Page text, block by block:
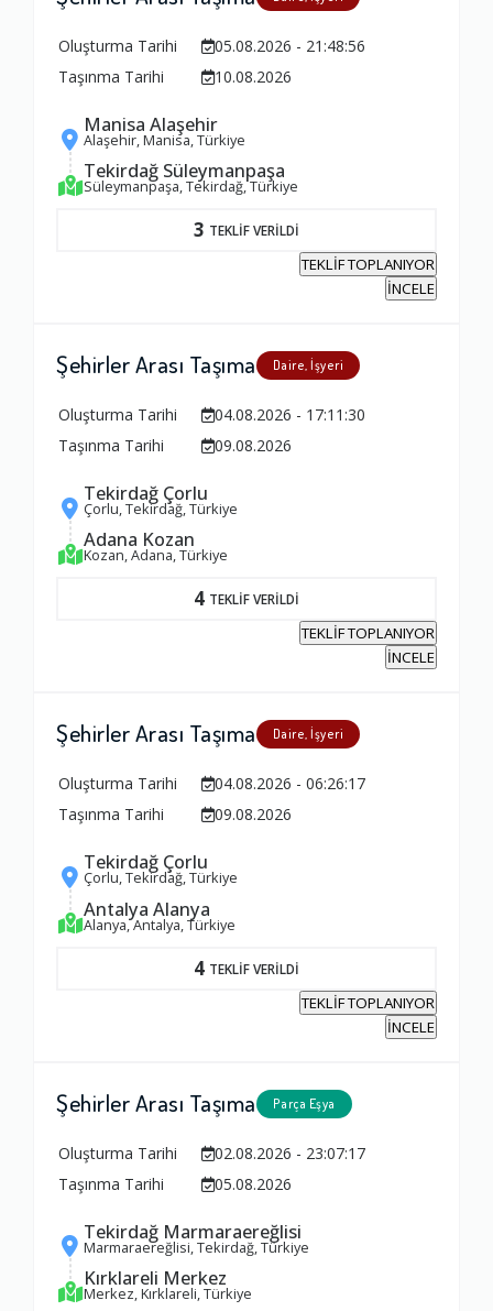
Oluşturma Tarihi
05.08.2026 - 21:48:56
Taşınma Tarihi
10.08.2026
Manisa Alaşehir
Alaşehir, Manisa, Türkiye
Tekirdağ Süleymanpaşa
Süleymanpaşa, Tekirdağ, Türkiye
3 TEKLİF VERİLDİ
TEKLİF TOPLANIYOR
İNCELE
Şehirler Arası Taşıma Daire, İşyeri
Oluşturma Tarihi
04.08.2026 - 17:11:30
Taşınma Tarihi
09.08.2026
Tekirdağ Çorlu
Çorlu, Tekirdağ, Türkiye
Adana Kozan
Kozan, Adana, Türkiye
4 TEKLİF VERİLDİ
TEKLİF TOPLANIYOR
İNCELE
Şehirler Arası Taşıma Daire, İşyeri
Oluşturma Tarihi
04.08.2026 - 06:26:17
Taşınma Tarihi
09.08.2026
Tekirdağ Çorlu
Çorlu, Tekirdağ, Türkiye
Antalya Alanya
Alanya, Antalya, Türkiye
4 TEKLİF VERİLDİ
TEKLİF TOPLANIYOR
İNCELE
Şehirler Arası Taşıma Parça Eşya
Oluşturma Tarihi
02.08.2026 - 23:07:17
Taşınma Tarihi
05.08.2026
Tekirdağ Marmaraereğlisi
Marmaraereğlisi, Tekirdağ, Türkiye
Kırklareli Merkez
Merkez, Kırklareli, Türkiye
Ambalajlama Hizmeti